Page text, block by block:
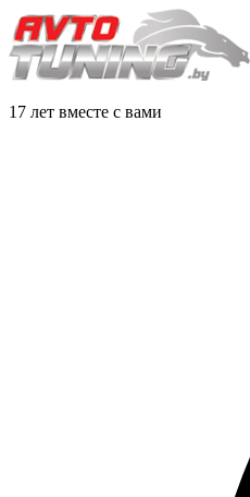
17 лет вместе с вами